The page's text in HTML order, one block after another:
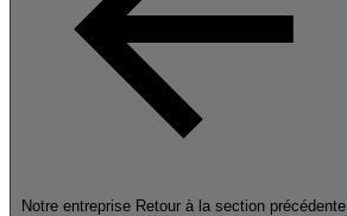
Notre entreprise Retour à la section précédente